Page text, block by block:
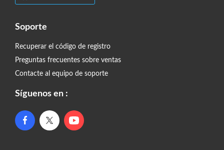
Soporte
Recuperar el código de registro
Preguntas frecuentes sobre ventas
Contacte al equipo de soporte
Síguenos en :